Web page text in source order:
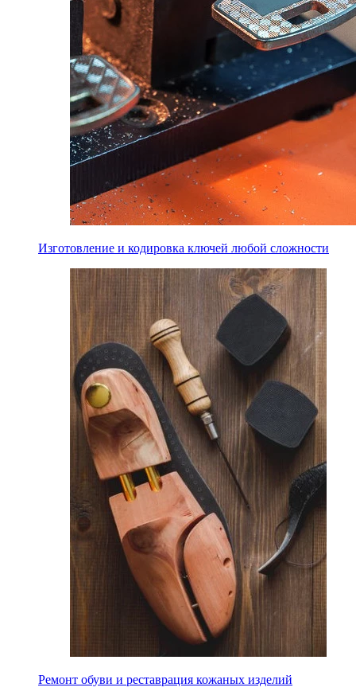
Изготовление и кодировка ключей любой сложности
Ремонт обуви и реставрация кожаных изделий